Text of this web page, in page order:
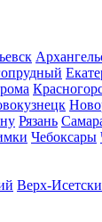
Рязань
Чебоксары
Верх-